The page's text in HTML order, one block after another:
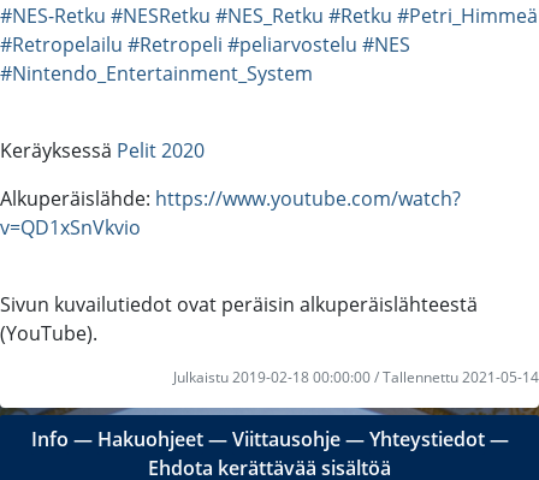
#NES-Retku #NESRetku #NES_Retku #Retku #Petri_Himmeä
#Retropelailu #Retropeli #peliarvostelu #NES
#Nintendo_Entertainment_System
Keräyksessä Pelit 2020
Alkuperäislähde: https://www.youtube.com/watch?
v=QD1xSnVkvio
Sivun kuvailutiedot ovat peräisin alkuperäislähteestä
(YouTube).
Julkaistu 2019-02-18 00:00:00 / Tallennettu 2021-05-14
Info ― Hakuohjeet―Viittausohje―Yhteystiedot―
Ehdota kerättävää sisältöä